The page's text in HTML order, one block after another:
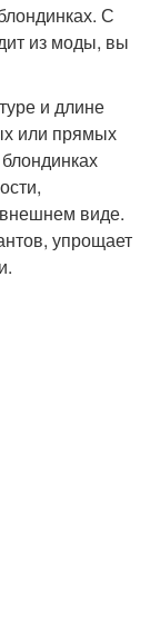
С
из моды, вы
и длине
или прямых
виде.
упрощает